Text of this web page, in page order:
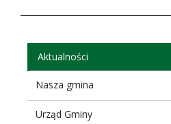
Aktualności
Nasza gmina
Urząd Gminy